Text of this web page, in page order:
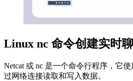
Linux nc 命令创建实时
Netcat 或 nc 是一个命令行程序，它
过网络连接读取和写入数据。